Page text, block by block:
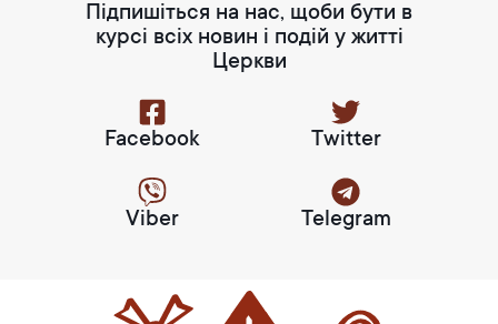
Підпишіться на нас, щоби бути в
курсі всіх новин і подій у житті
Церкви
Facebook Twitter
Viber Telegram